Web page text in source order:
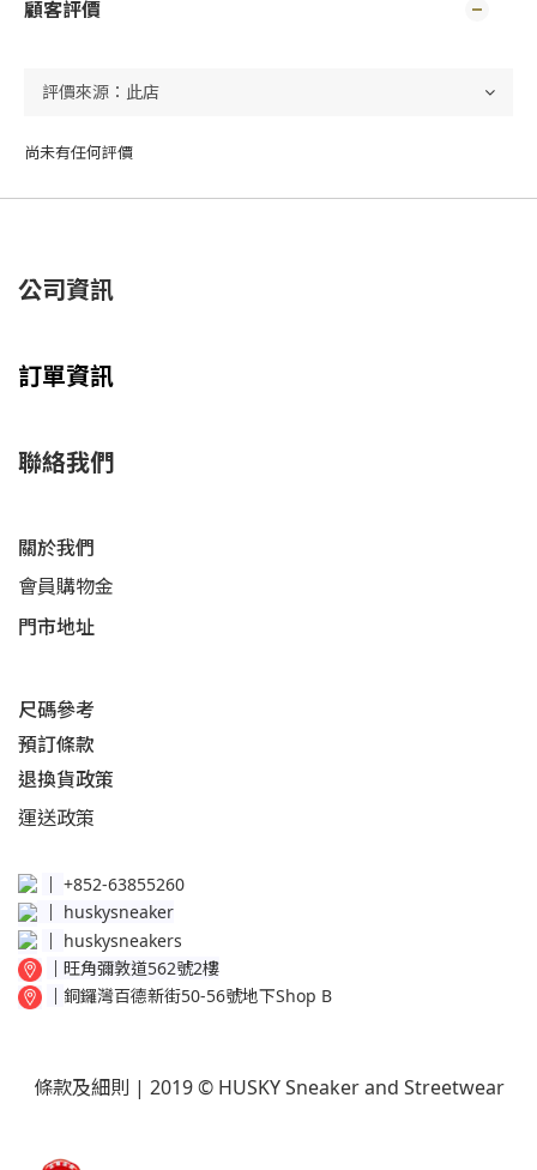
顧客評價
尚未有任何評價
公司資訊
訂單資訊
聯絡我們
關於我們
會員購物金
門市地址
尺碼參考
預訂條款
退換貨政策​
運送政策​
│ +852-63855260
huskysneaker
│ huskysneakers
│ 旺角彌敦道562號2樓
│ 銅鑼灣百德新街50-56號地下Shop B
條款及細則 | 2019 © HUSKY Sneaker and Streetwear